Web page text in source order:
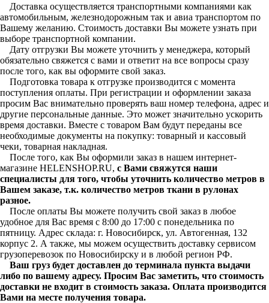
Доставка осуществляется транспортными компаниями как
автомобильным, железнодорожным так и авиа транспортом по
Вашему желанию. Стоимость доставки Вы можете узнать при
выборе транспортной компании.
Дату отгрузки Вы можете уточнить у менеджера, который
обязательно свяжется с вами и ответит на все вопросы сразу
после того, как вы оформите свой заказ.
Подготовка товара к отгрузке производится с момента
поступления оплаты. При регистрации и оформлении заказа
просим Вас внимательно проверять ваш номер телефона, адрес и
другие персональные данные. Это может значительно ускорить
время доставки. Вместе с товаром Вам будут переданы все
необходимые документы на покупку: товарный и кассовый
чеки, товарная накладная.
После того, как Вы оформили заказ в нашем интернет-
магазине HELENSHOP.RU, с Вами свяжутся наши
специалисты для того, чтобы уточнить количество метров в
Вашем заказе, т.к. количество метров ткани в рулонах
разное.
После оплаты Вы можете получить свой заказ в любое
удобное для Вас время с 8:00 до 17:00 с понедельника по
пятницу. Адрес склада: г. Новосибирск, ул. Автогенная, 132
корпус 2. А также, мы можем осуществить доставку сервисом
грузоперевозок по Новосибирску и в любой регион РФ.
Ваш груз будет доставлен до терминала пункта выдачи
либо по вашему адресу. Просим Вас заметить, что стоимость
доставки не входит в стоимость заказа. Оплата производится
Вами на месте получения товара.